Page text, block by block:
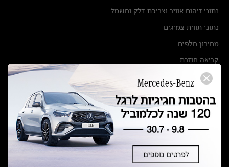
נתוני זיהום אוויר וצריכת דלק וחשמל
נתוני תווית צמיגים
מחירון חלפים
קריאה חוזרת
הודעה על הטבות לרכבי מרצדס בהסדר פשרה בתצ 56447-02-19
תקנון ימי מכירות 120 לכלמוביל
מצאו אותנו